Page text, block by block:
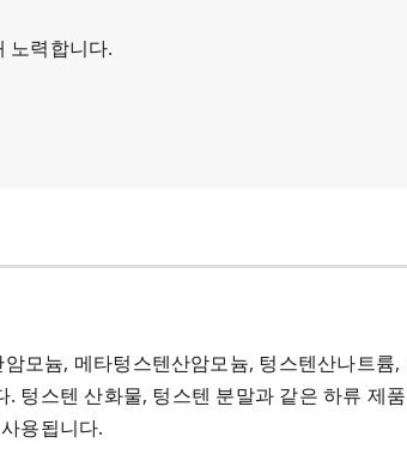
노력합니다.
모늄, 메타텅스텐산암모늄, 텅스텐산나트
. 텅스텐 산화물, 텅스텐 분말과 같은 하류 제
용됩니다.